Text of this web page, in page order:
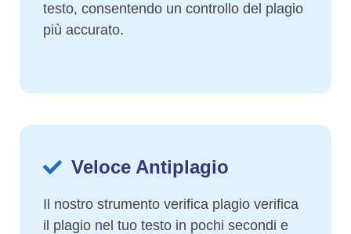
testo, consentendo un controllo del plagio
più accurato.
Veloce Antiplagio
Il nostro strumento verifica plagio verifica
il plagio nel tuo testo in pochi secondi e